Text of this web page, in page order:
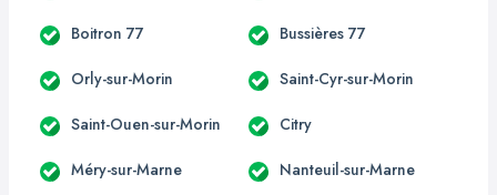
Boitron 77 Bussières 77
Orly-sur-Morin Saint-Cyr-sur-Morin
Saint-Ouen-sur-Morin Citry
Méry-sur-Marne Nanteuil-sur-Marne